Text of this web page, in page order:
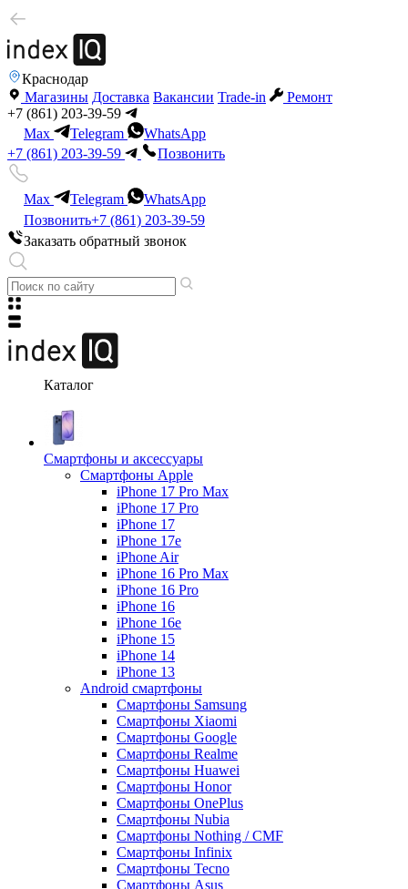
Краснодар
Магазины Доставка Вакансии Trade-in
Ремонт
+7 (861) 203-39-59
Max
Telegram
WhatsApp
+7 (861) 203-39-59
Позвонить
Max Telegram
WhatsApp
Позвонить+7 (861) 203-39-59
Заказать обратный звонок
Каталог
Смартфоны и аксессуары
Смартфоны Apple
iPhone 17 Pro Max
iPhone 17 Pro
iPhone 17
iPhone 17e
iPhone Air
iPhone 16 Pro Max
iPhone 16 Pro
iPhone 16
iPhone 16e
iPhone 15
iPhone 14
iPhone 13
Android cмартфоны
Смартфоны Samsung
Смартфоны Xiaomi
Смартфоны Google
Смартфоны Realme
Смартфоны Huawei
Смартфоны Honor
Смартфоны OnePlus
Смартфоны Nubia
Смартфоны Nothing / CMF
Смартфоны Infinix
Смартфоны Tecno
Смартфоны Asus